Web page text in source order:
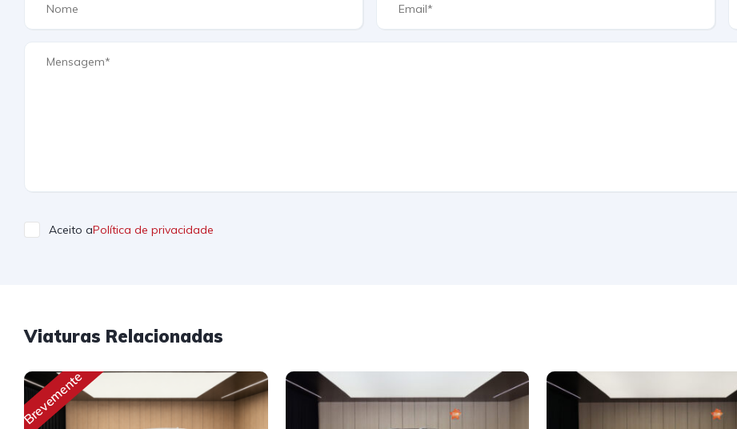
Aceito aPolítica de privacidade
Viaturas Relacionadas
Brevemente